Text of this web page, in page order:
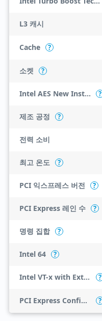
L3 캐시
Cache ?
소켓 ?
Intel AES New Instructions ?
제조 공정 ?
전력 소비
최고 온도 ?
PCI 익스프레스 버전 ?
PCI Express 레인 수 ?
명령 집합 ?
Intel 64 ?
Intel VT-x with Extended Page Tables (EPT) ?
PCI Express Configurations ?